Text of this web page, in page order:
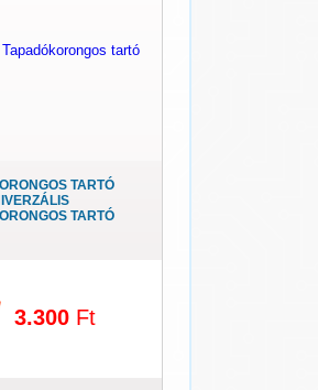
TARTÓ
TARTÓ
3.300 Ft